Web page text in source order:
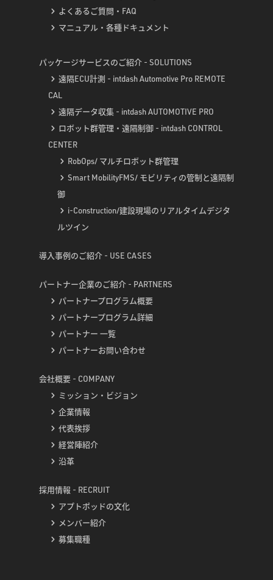
よくあるご質問・FAQ
マニュアル・各種ドキュメント
パッケージサービスのご紹介 - SOLUTIONS
遠隔ECU計測 - intdash Automotive Pro REMOTE
CAL
遠隔データ収集 - intdash AUTOMOTIVE PRO
ロボット群管理・遠隔制御 - intdash CONTROL
CENTER
RobOps/ マルチロボット群管理
Smart MobilityFMS/ モビリティの管制と遠隔制
御
i-Construction/建設現場のリアルタイムデジタ
ルツイン
導入事例のご紹介 - USE CASES
パートナー企業のご紹介 - PARTNERS
パートナープログラム概要
パートナープログラム詳細
パートナー 一覧
パートナーお問い合わせ
会社概要 - COMPANY
ミッション・ビジョン
企業情報
代表挨拶
経営陣紹介
沿革
採用情報 - RECRUIT
アプトポッドの文化
メンバー紹介
募集職種